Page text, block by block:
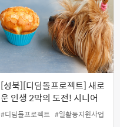
[성북][디딤돌프로젝트] 새로
운 인생 2막의 도전! 시니어
펫푸드 셰프 양성과정
#디딤돌프로젝트 #일활동지원사업